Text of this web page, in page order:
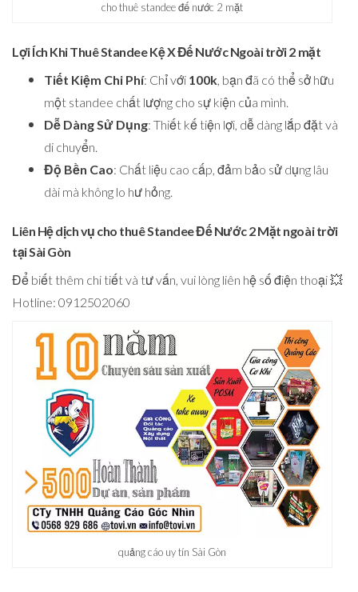
cho thuê standee đế nước 2 mặt
Lợi Ích Khi Thuê Standee Kệ X Đế Nước Ngoài trời 2 mặt
Tiết Kiệm Chi Phí: Chỉ với 100k, bạn đã có thể sở hữu
một standee chất lượng cho sự kiện của mình.
Dễ Dàng Sử Dụng: Thiết kế tiện lợi, dễ dàng lắp đặt và
di chuyển.
Độ Bền Cao: Chất liệu cao cấp, đảm bảo sử dụng lâu
dài mà không lo hư hỏng.
Liên Hệ dịch vụ cho thuê Standee Đế Nước 2 Mặt ngoài trời
tại Sài Gòn
Để biết thêm chi tiết và tư vấn, vui lòng liên hệ số điện thoại 💥
Hotline: 0912502060
quảng cáo uy tín Sài Gòn